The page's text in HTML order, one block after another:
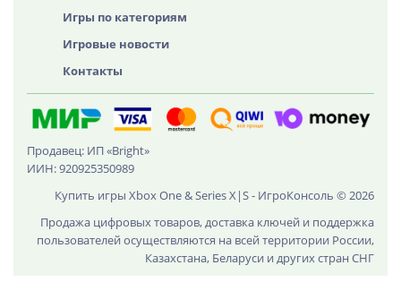
Игры по категориям
Игровые новости
Контакты
Продавец: ИП «Bright»
ИИН: 920925350989
Купить игры Xbox One & Series X|S - ИгроКонсоль © 2026
Продажа цифровых товаров, доставка ключей и поддержка
пользователей осуществляются на всей территории России,
Казахстана, Беларуси и других стран СНГ